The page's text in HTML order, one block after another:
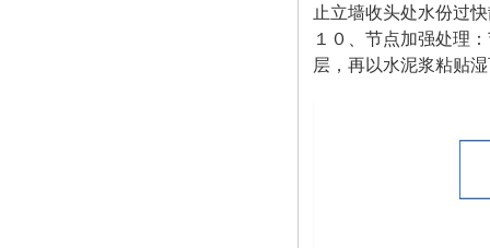
止立墙收头处水份过
１０、节点加强处理
层，再以水泥浆粘贴